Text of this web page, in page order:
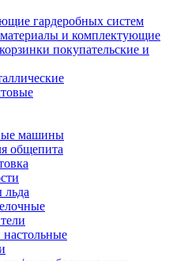
гардеробных систем
и комплектующие
покупательские и
машины
общепита
льда